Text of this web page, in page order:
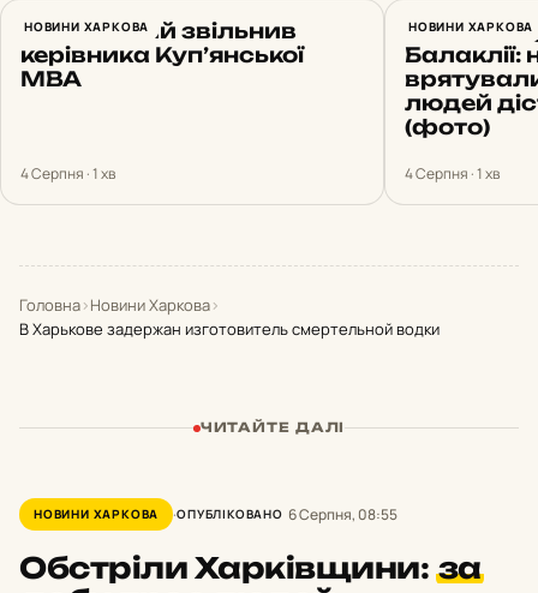
НОВИНИ ХАРКОВА
Зеленський звільнив
керівника Куп’янської
МВА
4 Серпня · 1 хв
НОВИНИ ХАРКОВА
Ракетний
людей
(фото)
4 Серпня · 1 хв
Головна›Новини Харкова›
В Харькове задержан изготовитель смертельной водки
ЧИТАЙТЕ ДАЛІ
НОВИНИ ХАРКОВА ОПУБЛІКОВАНО 6 Серпня, 08:55
Обстріли Харківщини: за